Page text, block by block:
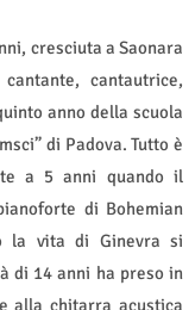
cresciuta a Saonara
cantautrice,
anno della scuola
di Padova. Tutto è
a 5 anni quando il
di Bohemian
la vita di Ginevra si
di 14 anni ha preso in
alla chitarra acustica